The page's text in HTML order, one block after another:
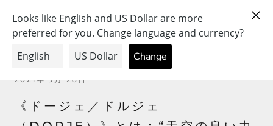
2021年 9月 28日
《ドージェ／ドルジェ